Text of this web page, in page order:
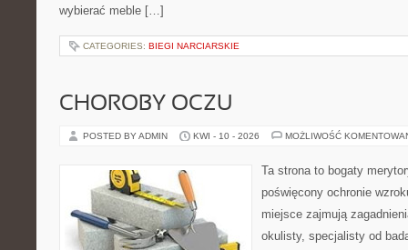
wybierać meble […]
CATEGORIES: BIEGI NARCIARSKIE
CHOROBY OCZU
POSTED BY ADMIN KWI - 10 - 2026 MOŻLIWOŚĆ
Ta strona to bogaty
poświęcony ochronie
miejsce zajmują
okulisty, specjalisty od